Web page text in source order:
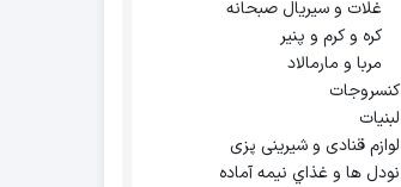
غلات و سیریال صبحانه
کره و کرم و پنیر
مربا و مارمالاد
کنسروجات
لبنیات
لوازم قنادی و شیرینی پزی
نودل ها و غذاي نيمه آماده